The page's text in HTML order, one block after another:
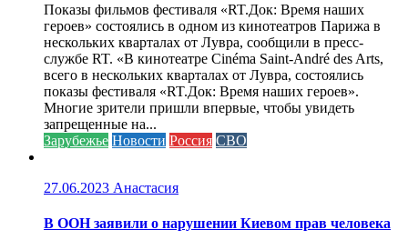
Показы фильмов фестиваля «RT.Док: Время наших
героев» состоялись в одном из кинотеатров Парижа в
нескольких кварталах от Лувра, сообщили в пресс-
службе RT. «В кинотеатре Cinéma Saint-André des Arts,
всего в нескольких кварталах от Лувра, состоялись
показы фестиваля «RT.Док: Время наших героев».
Многие зрители пришли впервые, чтобы увидеть
запрещенные на...
Зарубежье Новости Россия СВО
27.06.2023 Анастасия
В ООН заявили о нарушении Киевом прав человека